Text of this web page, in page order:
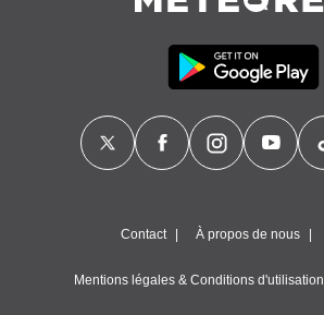
Contact À propos de nous
Mentions légales & Conditions d'utilisation